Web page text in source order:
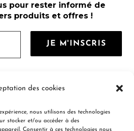
des cookies
nous utilisons des technologies
stocker et/ou accéder à des
Consentir à ces technologies nous
pour rester informé de
produits et offres !
pas ! Consultez notre
confidentialité